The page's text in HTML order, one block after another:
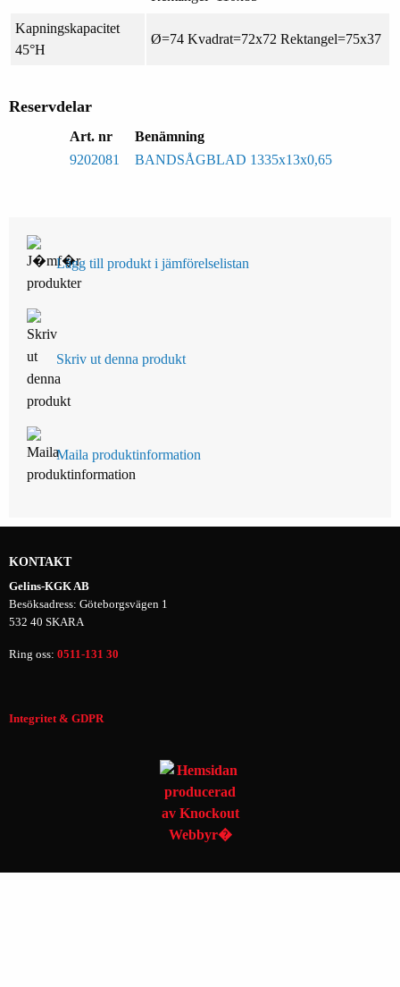
Kapningskapacitet
45°H
Ø=74 Kvadrat=72x72 Rektangel=75x37
Reservdelar
Art. nr
Benämning
9202081
BANDSÅGBLAD 1335x13x0,65
Lägg till produkt i jämförelselistan
Skriv ut denna produkt
Maila produktinformation
KONTAKT
Gelins-KGK AB
Besöksadress: Göteborgsvägen 1
532 40 SKARA
Ring oss: 0511-131 30
Integritet & GDPR